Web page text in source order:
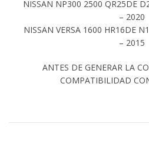
NISSAN NP300 2500 QR25DE
– 2020
NISSAN VERSA 1600 HR16DE
– 2015
ANTES DE GENERAR LA
COMPATIBILIDAD